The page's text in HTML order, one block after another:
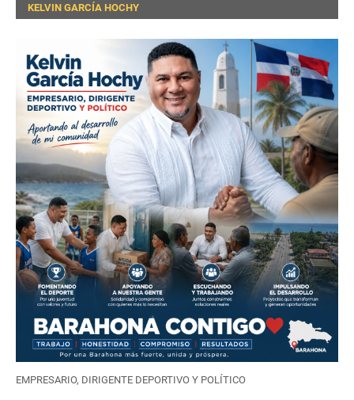
KELVIN GARCÍA HOCHY
EMPRESARIO, DIRIGENTE DEPORTIVO Y POLÍTICO